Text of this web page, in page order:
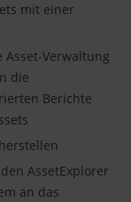
mit einer
Verwaltung
die
Berichte
AssetExplorer
an das